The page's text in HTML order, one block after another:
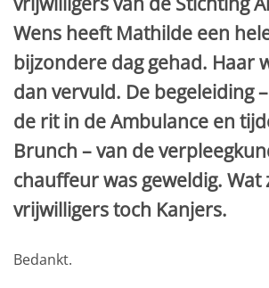
Wens heeft Mathilde een
bijzondere dag gehad. Haar
dan vervuld. De begeleiding
de rit in de Ambulance en
Brunch – van de
chauffeur was geweldig. Wat
vrijwilligers toch Kanjers.
Bedankt.